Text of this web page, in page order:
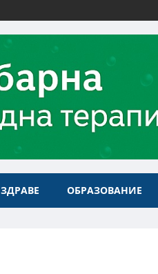
ЗДРАВЕ ОБРАЗОВАНИЕ